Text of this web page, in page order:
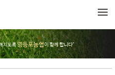
지도록영등포농협이 함께 합니다"